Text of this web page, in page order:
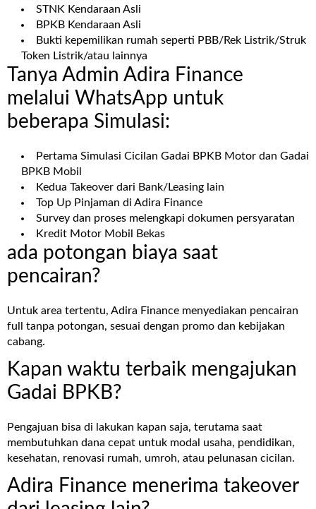
STNK Kendaraan Asli
BPKB Kendaraan Asli
Bukti kepemilikan rumah seperti PBB/Rek Listrik/Struk
Token Listrik/atau lainnya
Tanya Admin Adira Finance
melalui WhatsApp untuk
beberapa Simulasi:
Pertama Simulasi Cicilan Gadai BPKB Motor dan Gadai
BPKB Mobil
Kedua Takeover dari Bank/Leasing lain
Top Up Pinjaman di Adira Finance
Survey dan proses melengkapi dokumen persyaratan
Kredit Motor Mobil Bekas
ada potongan biaya saat
pencairan?
Untuk area tertentu, Adira Finance menyediakan pencairan
full tanpa potongan, sesuai dengan promo dan kebijakan
cabang.
Kapan waktu terbaik mengajukan
Gadai BPKB?
Pengajuan bisa di lakukan kapan saja, terutama saat
membutuhkan dana cepat untuk modal usaha, pendidikan,
kesehatan, renovasi rumah, umroh, atau pelunasan cicilan.
Adira Finance menerima takeover